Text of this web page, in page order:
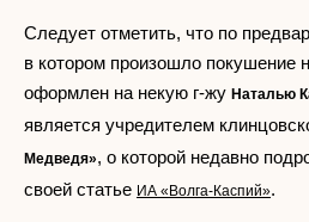
Следует отметить, что по
в котором произошло покушение
оформлен на некую г-жу Наталью
является учредителем
Медведя», о которой недавно
своей статье ИА «Волга-Каспий».